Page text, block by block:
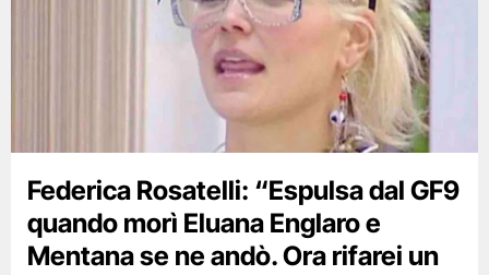
Federica Rosatelli: “Espulsa dal GF9
quando morì Eluana Englaro e
Mentana se ne andò. Ora rifarei un